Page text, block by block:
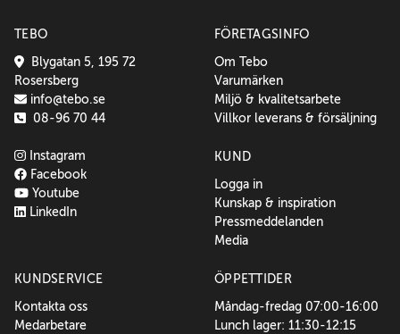
TEBO
Blygatan 5, 195 72
Rosersberg
info@tebo.se
08-96 70 44
Instagram
Facebook
Youtube
LinkedIn
FÖRETAGSINFO
Om Tebo
Varumärken
Miljö & kvalitetsarbete
Villkor leverans & försäljning
KUND
Logga in
Kunskap & inspiration
Pressmeddelanden
Media
KUNDSERVICE
Kontakta oss
Medarbetare
ÖPPETTIDER
Måndag-fredag 07:00-16:00
Lunch lager: 11:30-12:15